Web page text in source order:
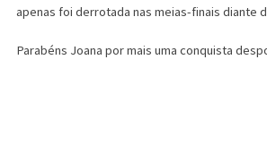
apenas foi derrotada nas meias-finais diante
Parabéns Joana por mais uma conquista